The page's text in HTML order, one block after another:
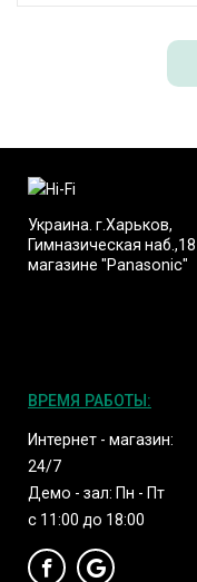
Украина. г.Харьков,
Гимназическая
магазине "Panasonic"
ВРЕМЯ РАБОТЫ:
Интернет - магазин:
24/7
Демо - зал: Пн - Пт
с 11:00 до 18:00